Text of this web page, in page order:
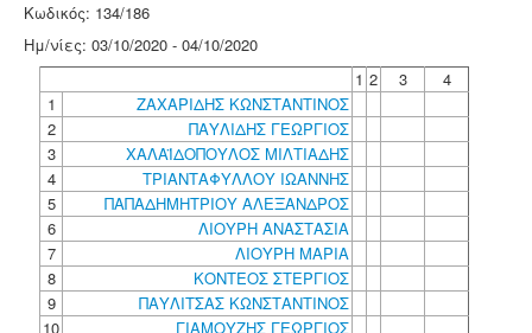
Κωδικός: 134/186
Ημ/νίες: 03/10/2020 - 04/10/2020
1 2 3
4
1
ΖΑΧΑΡΙΔΗΣ ΚΩΝΣΤΑΝΤΙΝΟΣ
2
ΠΑΥΛΙΔΗΣ ΓΕΩΡΓΙΟΣ
3
ΧΑΛΑΪΔΟΠΟΥΛΟΣ ΜΙΛΤΙΑΔΗΣ
4
ΤΡΙΑΝΤΑΦΥΛΛΟΥ ΙΩΑΝΝΗΣ
5
ΠΑΠΑΔΗΜΗΤΡΙΟΥ ΑΛΕΞΑΝΔΡΟΣ
6
ΛΙΟΥΡΗ ΑΝΑΣΤΑΣΙΑ
7
ΛΙΟΥΡΗ ΜΑΡΙΑ
8
ΚΟΝΤΕΟΣ ΣΤΕΡΓΙΟΣ
9
ΠΑΥΛΙΤΣΑΣ ΚΩΝΣΤΑΝΤΙΝΟΣ
10
ΓΙΑΜΟΥΖΗΣ ΓΕΩΡΓΙΟΣ